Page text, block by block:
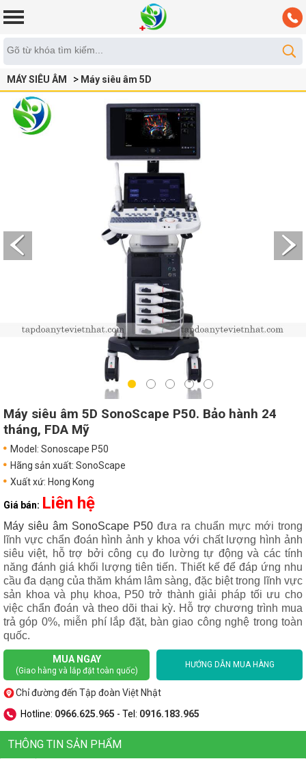
MÁY SIÊU ÂM Máy siêu âm 5D
Máy siêu âm 5D SonoScape P50. Bảo hành 24
tháng, FDA Mỹ
Model: Sonoscape P50
Hãng sản xuất: SonoScape
Xuất xứ: Hong Kong
Giá bán: Liên hệ
Máy siêu âm SonoScape P50 đưa ra chuẩn mực mới trong
lĩnh vực chẩn đoán hình ảnh y khoa với chất lượng hình ảnh
siêu việt, hỗ trợ bởi công cụ đo lường tự động và các tính
năng đánh giá khối lượng tiên tiến. Thiết kế để đáp ứng nhu
cầu đa dạng của thăm khám lâm sàng, đặc biệt trong lĩnh vực
sản khoa và phụ khoa, P50 trở thành giải pháp tối ưu cho
việc chẩn đoán và theo dõi thai kỳ. Hỗ trợ chương trình mua
trả góp 0%, miễn phí lắp đặt, bàn giao công nghệ trong toàn
quốc.
MUA NGAY
(Giao hàng và lắp đặt toàn quốc)
HƯỚNG DẪN MUA HÀNG
Chỉ đường đến Tập đoàn Việt Nhật
Hotline: 0966.625.965 - Tel: 0916.183.965
THÔNG TIN SẢN PHẨM